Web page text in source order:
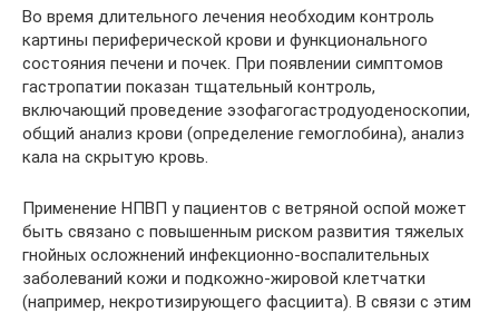
Во время длительного лечения необходим контроль
картины периферической крови и функционального
состояния печени и почек. При появлении симптомов
гастропатии показан тщательный контроль,
включающий проведение эзофагогастродуоденоскопии,
общий анализ крови (определение гемоглобина), анализ
кала на скрытую кровь.
Применение НПВП у пациентов с ветряной оспой может
быть связано с повышенным риском развития тяжелых
гнойных осложнений инфекционно-воспалительных
заболеваний кожи и подкожно-жировой клетчатки
(например, некротизирующего фасциита). В связи с этим